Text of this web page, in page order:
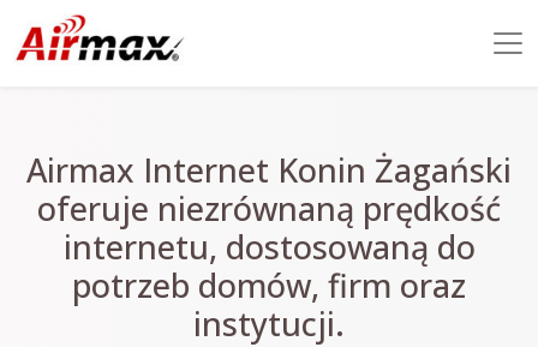
Airmax Internet Konin Żagański
oferuje niezrównaną prędkość
internetu, dostosowaną do
potrzeb domów, firm oraz
instytucji.